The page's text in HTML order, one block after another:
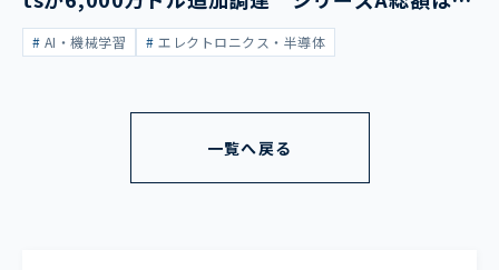
億3,400万ドルに
AI・機械学習 エレクトロニクス・半導体
一覧へ戻る